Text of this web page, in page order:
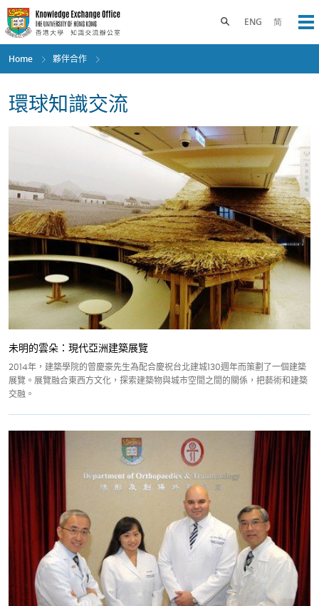
Skip
to
main
content
ENG 简
Toggle search panel
Home 夥伴合作
環球知識交流
未明的雲朵：現代亞洲建築展覽
2014年，建築學院的曾慶豪先生為配合慶祝台北建城130週年而策劃了一個建築
展覽。展覽融合東西方文化，探索建築物與城市空間之間的關係，把藝術和建築
交融。